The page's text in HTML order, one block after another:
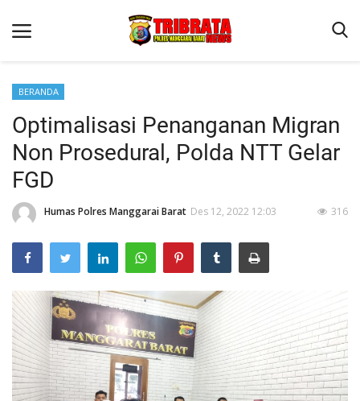
Beranda
Binkam
Terms & Conditions
Reskrim
Lantas
Polisi Kita
Mitra Polisi
Giat Ops
BERANDA
Optimalisasi Penanganan Migran
Non Prosedural, Polda NTT Gelar
FGD
Humas Polres Manggarai Barat Des 12, 2022 12:03 316